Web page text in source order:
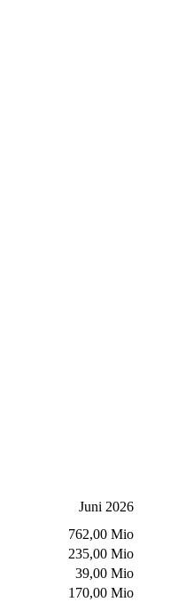
Juni 2026
762,00 Mio
235,00 Mio
39,00 Mio
170,00 Mio